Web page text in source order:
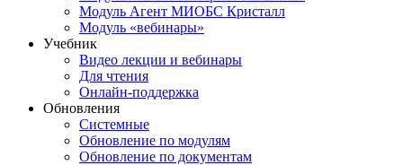
Модуль Агент МИОБС Кристалл
Модуль «вебинары»
Учебник
Видео лекции и вебинары
Для чтения
Онлайн-поддержка
Обновления
Системные
Обновление по модулям
Обновление по документам